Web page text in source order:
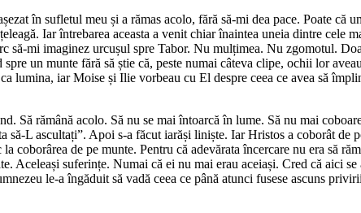
în sufletul meu și a rămas acolo, fără să-mi dea pace. Poate că
Iar întrebarea aceasta a venit chiar înaintea uneia dintre cele
să-mi imaginez urcușul spre Tabor. Nu mulțimea. Nu zgomotul.
un munte fără să știe că, peste numai câteva clipe, ochii lor
iar Moise și Ilie vorbeau cu El despre ceea ce avea să
Să rămână acolo. Să nu se mai întoarcă în lume. Să nu mai
L ascultați”. Apoi s-a făcut iarăși liniște. Iar Hristos a coborât de
de pe munte. Pentru că adevărata încercare nu era să
Aceleași suferințe. Numai că ei nu mai erau aceiași. Cred că aici
le-a îngăduit să vadă ceea ce până atunci fusese ascuns